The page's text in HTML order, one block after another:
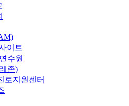
이트
수원
존)
로지원센터